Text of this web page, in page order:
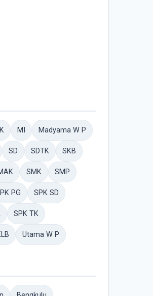
MI Madyama W P
SD SDTK SKB
SMK SMP
PG SPK SD
SPK TK
Utama W P